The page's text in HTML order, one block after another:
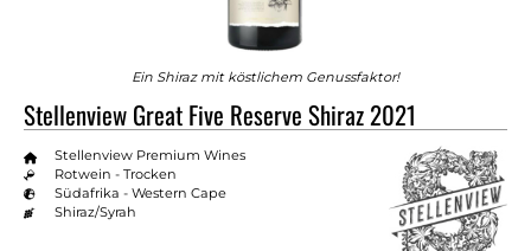
Ein Shiraz mit köstlichem Genussfaktor!
Stellenview Great Five Reserve Shiraz 2021
Stellenview Premium Wines
Rotwein - Trocken
Südafrika - Western Cape
Shiraz/Syrah